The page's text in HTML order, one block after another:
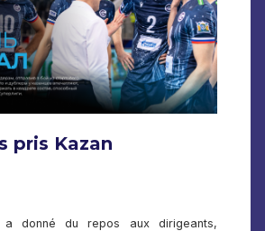
pris Kazan
a donné du repos aux dirigeants,